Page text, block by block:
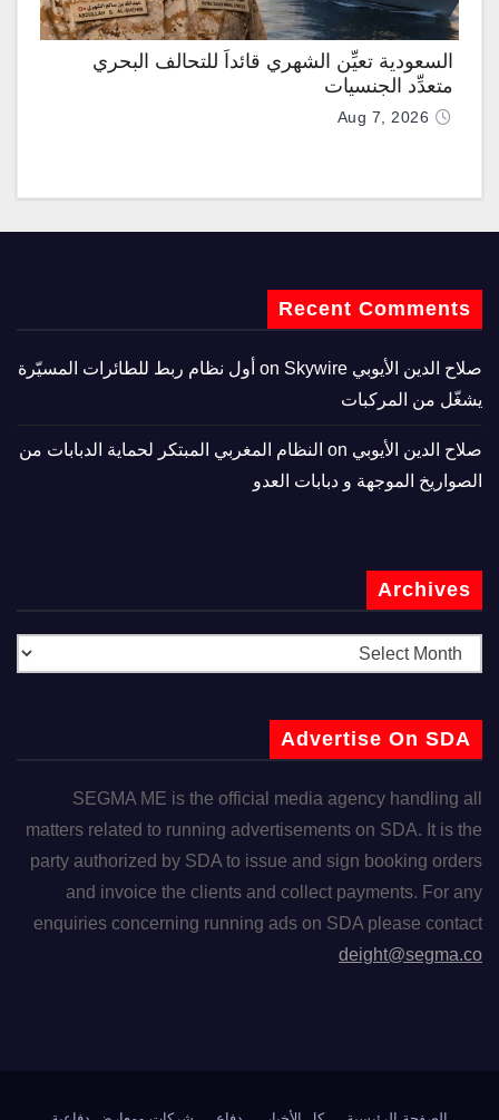
السعودية تعيِّن الشهري قائداً للتحالف البحري
متعدِّد الجنسيات
Aug 7, 2026
Recent Comments
صلاح الدين الأيوبي
Skywire أول نظام ربط للطائرات المسيّرة
يشغّل من المركبات
صلاح الدين الأيوبي
النظام المغربي المبتكر لحماية الدبابات من
الصواريخ الموجهة و دبابات العدو
Archives
Advertise On SDA
SEGMA ME is the official media agency handling all
matters related to running advertisements on SDA. It is the
party authorized by SDA to issue and sign booking orders
and invoice the clients and collect payments. For any
enquiries concerning running ads on SDA please contact
deight@segma.co